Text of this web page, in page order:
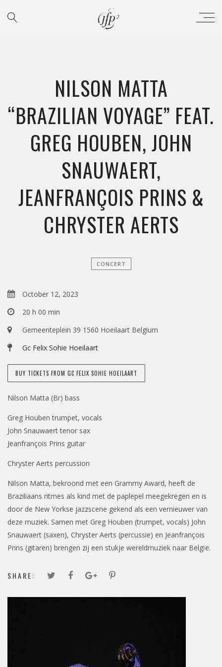
NILSON MATTA
“BRAZILIAN VOYAGE” FEAT.
GREG HOUBEN, JOHN
SNAUWAERT,
JEANFRANÇOIS PRINS &
CHRYSTER AERTS
CONCERT
October 12, 2023
20 h 00 min
Gemeenteplein 39 1560 Hoeilaart Belgium
Gc Felix Sohie Hoeilaart
BUY TICKETS FROM GC FELIX SOHIE HOEILAART
Nilson Matta (Br) bass
Greg Houben trumpet, vocals
John Snauwaert tenor sax
Jeanfrançois Prins guitar
Chryster Aerts percussion
Nilson Matta, bekroond met een Grammy Award, heeft de
Braziliaans ritmes als kind met de paplepel meegekregen en is
door de New Yorkse jazzscene gekend als een vernieuwer van
deze muziek. Samen met Greg Houben (trumpet, vocals) John
Snauwaert (saxen), Chryster Aerts (percussie) en Jeanfrançois
Prins (gitaren) brengen zij een stukje wereldmuziek naar Belgïe.
SHARE: